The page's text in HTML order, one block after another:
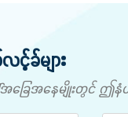
ခ်များ
ခြေအနေမျိုးတွင် ဤနံပ